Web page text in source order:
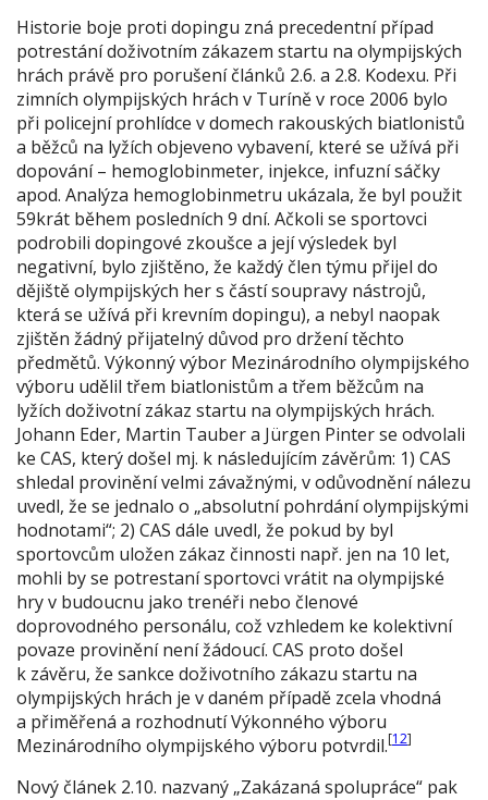
Historie boje proti dopingu zná precedentní případ
potrestání doživotním zákazem startu na olympijských
hrách právě pro porušení článků 2.6. a 2.8. Kodexu. Při
zimních olympijských hrách v Turíně v roce 2006 bylo
při policejní prohlídce v domech rakouských biatlonistů
a běžců na lyžích objeveno vybavení, které se užívá při
dopování – hemoglobinmeter, injekce, infuzní sáčky
apod. Analýza hemoglobinmetru ukázala, že byl použit
59krát během posledních 9 dní. Ačkoli se sportovci
podrobili dopingové zkoušce a její výsledek byl
negativní, bylo zjištěno, že každý člen týmu přijel do
dějiště olympijských her s částí soupravy nástrojů,
která se užívá při krevním dopingu), a nebyl naopak
zjištěn žádný přijatelný důvod pro držení těchto
předmětů. Výkonný výbor Mezinárodního olympijského
výboru udělil třem biatlonistům a třem běžcům na
lyžích doživotní zákaz startu na olympijských hrách.
Johann Eder, Martin Tauber a Jürgen Pinter se odvolali
ke CAS, který došel mj. k následujícím závěrům: 1) CAS
shledal provinění velmi závažnými, v odůvodnění nálezu
uvedl, že se jednalo o „absolutní pohrdání olympijskými
hodnotami“; 2) CAS dále uvedl, že pokud by byl
sportovcům uložen zákaz činnosti např. jen na 10 let,
mohli by se potrestaní sportovci vrátit na olympijské
hry v budoucnu jako trenéři nebo členové
doprovodného personálu, což vzhledem ke kolektivní
povaze provinění není žádoucí. CAS proto došel
k závěru, že sankce doživotního zákazu startu na
olympijských hrách je v daném případě zcela vhodná
a přiměřená a rozhodnutí Výkonného výboru
Mezinárodního olympijského výboru potvrdil.[12]
Nový článek 2.10. nazvaný „Zakázaná spolupráce“ pak